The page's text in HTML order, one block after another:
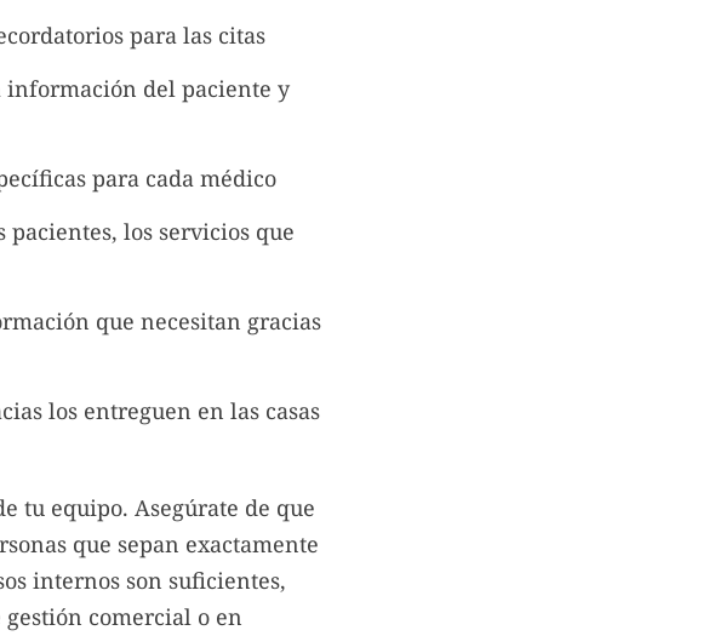
para las citas
del paciente y
para cada médico
los servicios que
que necesitan gracias
los entreguen en las casas
tu equipo. Asegúrate de que
que sepan exactamente
internos son suficientes,
comercial o en